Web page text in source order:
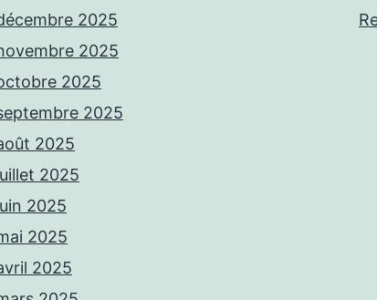
2025
2025
2025
2025
2025
2025
2025
2025
2025